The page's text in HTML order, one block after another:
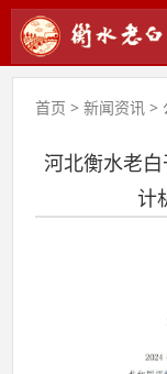
首页 >新闻资讯 >
河北衡水老
计